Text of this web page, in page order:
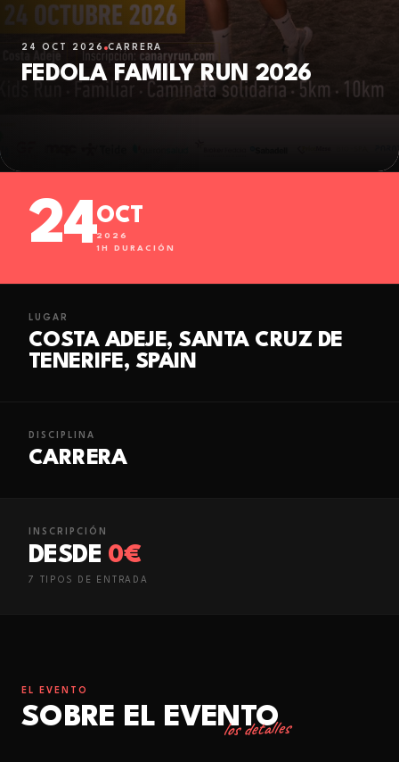
24 OCT 2026 CARRERA
FEDOLA FAMILY RUN 2026
24OCT
2026
1H DURACIÓN
LUGAR
COSTA ADEJE, SANTA CRUZ DE
TENERIFE, SPAIN
DISCIPLINA
CARRERA
INSCRIPCIÓN
DESDE 0€
7 TIPO S DE ENTRADA
EL EVENTO
SOBRE EL EVENTO
los detalles